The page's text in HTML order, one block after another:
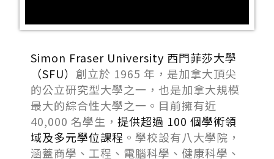
Simon Fraser University 西門菲莎大學
（SFU） 創立於 1965 年，是加拿大頂尖
的公立研究型大學之一，也是加拿大規模
最大的綜合性大學之一。目前擁有近
40,000 名學生， 提供超過 100 個學術領
域及多元學位課程 。學校設有八大學院，
涵蓋商學、工程、電腦科學、健康科學、